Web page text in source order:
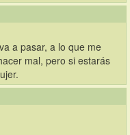
a pasar, a lo que me
mal, pero si estarás